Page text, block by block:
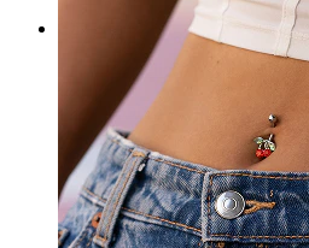
Ombelico
Labbro
Capezzolo
Industrial
Dermal